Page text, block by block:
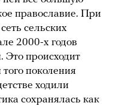
православие. При
сельских
2000-х годов
Это происходит
поколения
ходили
сохранялась как